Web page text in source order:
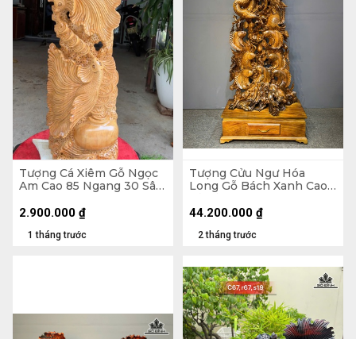
Tượng Cá Xiêm Gỗ Ngọc
Am Cao 85 Ngang 30 Sâu
1 tháng trước
2.900.000 ₫
Tượng Cửu Ngư Hóa
Long Gỗ Bách Xanh Cao
45 (cm) - Kỷ Cao 30
2 tháng trước
44.200.000 ₫